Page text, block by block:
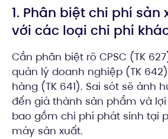
1. Phân biệt chi phí sản
với các loại chi phí
Cần phân biệt rõ CPSC (TK
quản lý doanh nghiệp (TK
hàng (TK 641). Sai sót sẽ ảnh
đến giá thành sản phẩm và lợi
bao gồm chi phí phát sinh tại
máy sản xuất.